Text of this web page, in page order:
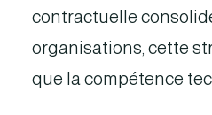
contractuelle
organisations, cette
que la compétence